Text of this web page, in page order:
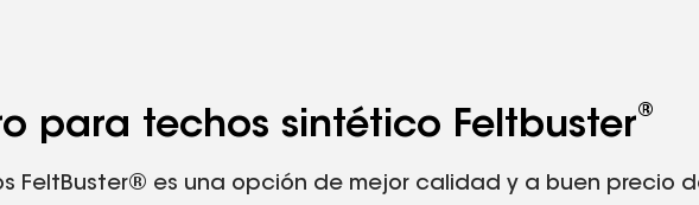
para techos sintético Feltbuster®
FeltBuster® es una opción de mejor calidad y a buen precio